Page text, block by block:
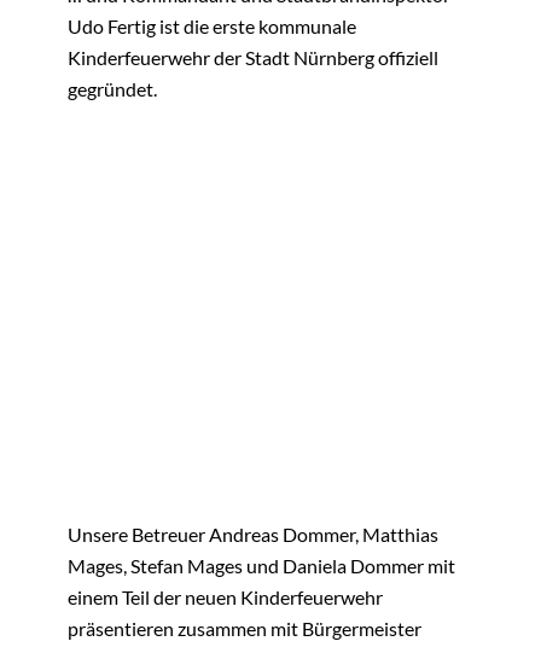
Udo Fertig ist die erste kommunale
Kinderfeuerwehr der Stadt Nürnberg offiziell
gegründet.
Unsere Betreuer Andreas Dommer, Matthias
Mages, Stefan Mages und Daniela Dommer mit
einem Teil der neuen Kinderfeuerwehr
präsentieren zusammen mit Bürgermeister